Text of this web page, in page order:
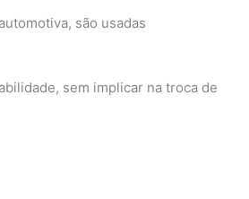
são usadas
sem implicar na troca de